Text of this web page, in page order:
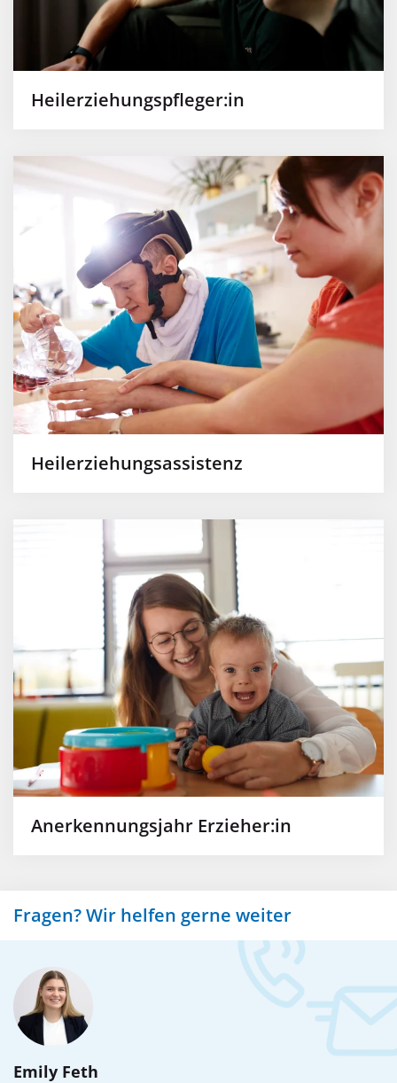
Heilerziehungspfleger:in
Heilerziehungsassistenz
Anerkennungsjahr Erzieher:in
Fragen? Wir helfen gerne weiter
Emily Feth